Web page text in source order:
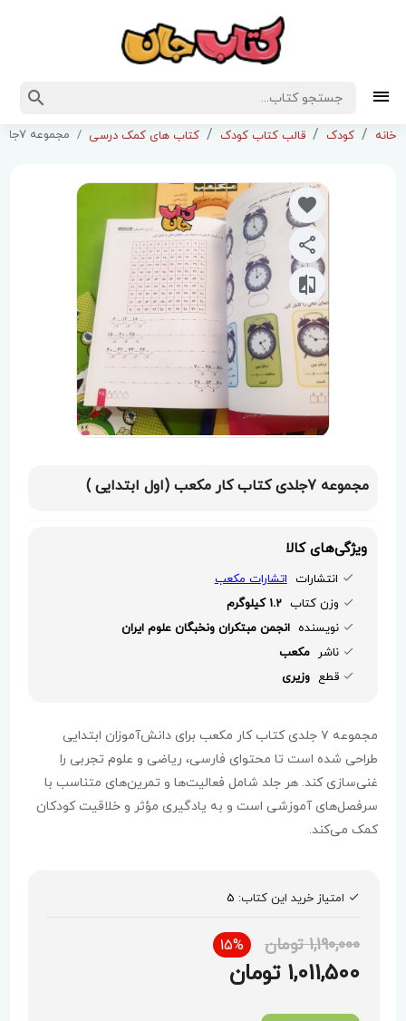
خانه کودک قالب کتاب کودک کتاب های کمک درسی مجموعه 7جلدی کتاب کار مکعب (اول ابتدایی )
مجموعه 7جلدی کتاب کار مکعب (اول ابتدایی )
ویژگی‌های کالا
انتشارات اتشارات مکعب
وزن کتاب 1.2 کیلوگرم
نویسنده انجمن مبتکران ونخبگان علوم ایران
ناشر مکعب
قطع وزیری
مجموعه ۷ جلدی کتاب کار مکعب برای دانش‌آموزان ابتدایی
طراحی شده است تا محتوای فارسی، ریاضی و علوم تجربی را
غنی‌سازی کند. هر جلد شامل فعالیت‌ها و تمرین‌های متناسب با
سرفصل‌های آموزشی است و به یادگیری مؤثر و خلاقیت کودکان
کمک می‌کند.
امتیاز خرید این کتاب: 5
1,190,000 تومان 15%
1,011,500 تومان